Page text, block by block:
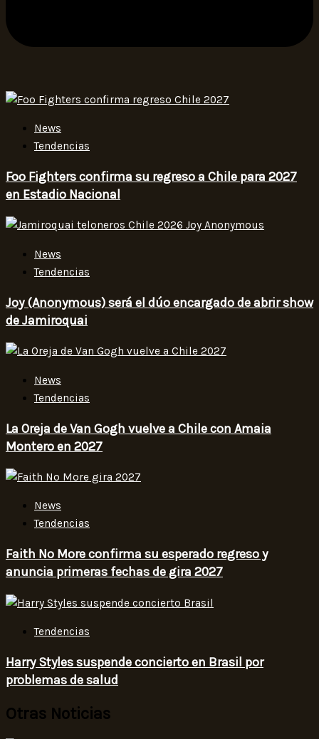
News
Tendencias
Foo Fighters confirma su regreso a Chile para 2027
en Estadio Nacional
News
Tendencias
Joy (Anonymous) será el dúo encargado de abrir show
de Jamiroquai
News
Tendencias
La Oreja de Van Gogh vuelve a Chile con Amaia
Montero en 2027
News
Tendencias
Faith No More confirma su esperado regreso y
anuncia primeras fechas de gira 2027
Tendencias
Harry Styles suspende concierto en Brasil por
problemas de salud
Otras Noticias